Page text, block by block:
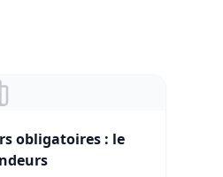
obligatoires : le